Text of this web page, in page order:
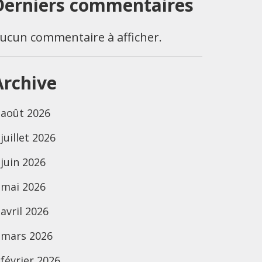
commentaires
commentaire à afficher.
août 2026
juillet 2026
juin 2026
mai 2026
avril 2026
mars 2026